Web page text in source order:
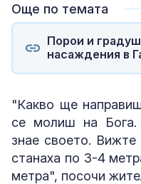
Още по темата
Порои и
насаждения в
"Какво ще
се молиш на
знае своето. Вижте
станаха по 3-4
метра", посочи